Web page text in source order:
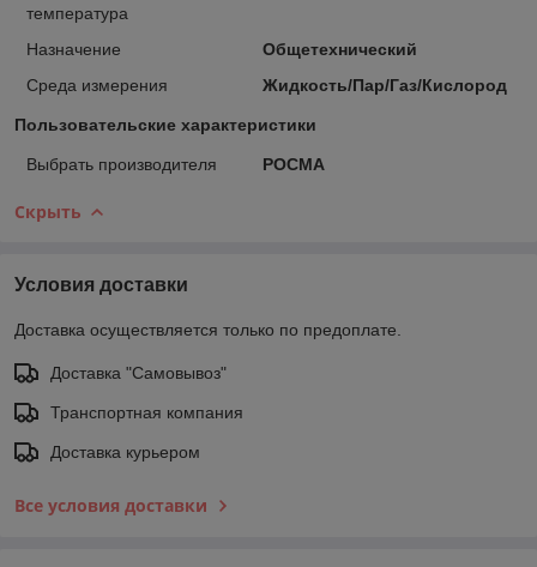
температура
Назначение
Общетехнический
Среда измерения
Жидкость/Пар/Газ/Кислород
Пользовательские характеристики
Выбрать производителя РОСМА
Скрыть
Условия доставки
Доставка осуществляется только по предоплате.
Доставка "Самовывоз"
Транспортная компания
Доставка курьером
Все условия доставки